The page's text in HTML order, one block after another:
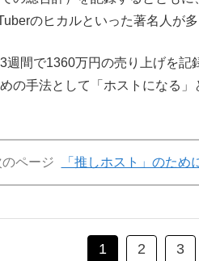
のヒカルといった著名人が
間で1360万円の売り上げを記
の手法として「ホストになる
のページ 「推しホスト」のため
1 2 3